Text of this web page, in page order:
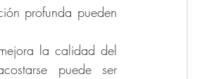
profunda pueden
la calidad del
puede ser